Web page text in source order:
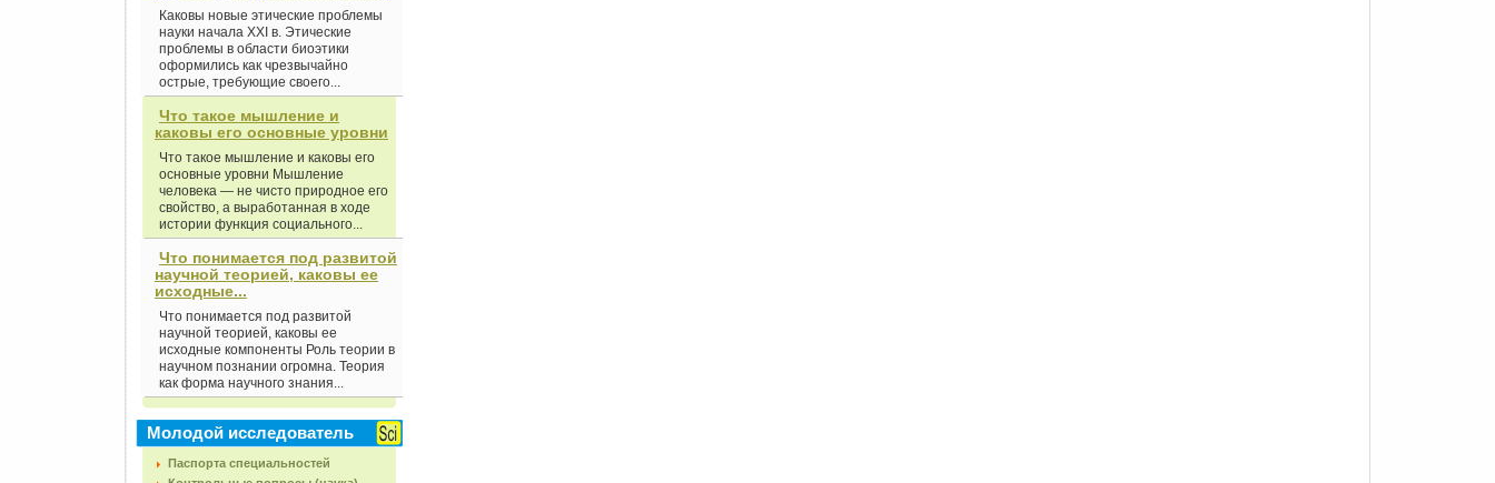
Каковы новые этические проблемы
науки начала XXI в. Этические
проблемы в области биоэтики
оформились как чрезвычайно
острые, требующие своего...
Что такое мышление и
каковы его основные уровни
Что такое мышление и каковы его
основные уровни Мышление
человека — не чисто природное его
свойство, а выработанная в ходе
истории функция социального...
Что понимается под развитой
научной теорией, каковы ее
исходные...
Что понимается под развитой
научной теорией, каковы ее
исходные компоненты Роль теории в
научном познании огромна. Теория
как форма научного знания...
Молодой исследователь
Паспорта специальностей